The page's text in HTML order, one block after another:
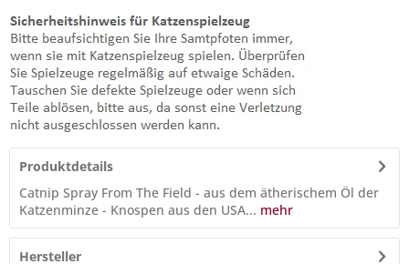
Produktdetails
Catnip Spray From The Field - aus dem ätherischem Öl der
Katzenminze - Knospen aus den USA... mehr
Hersteller